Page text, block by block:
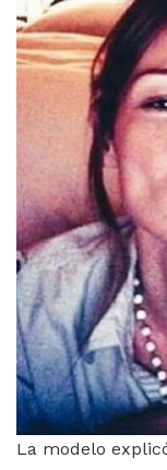
La modelo